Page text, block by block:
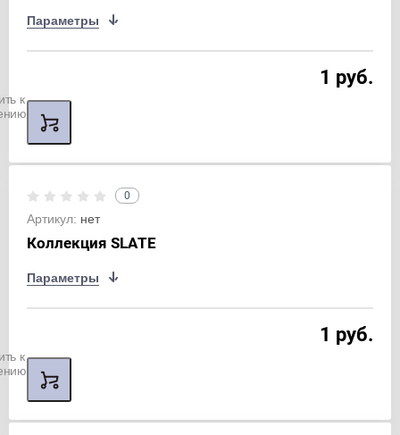
Параметры
к
1 руб.
0
Артикул: нет
Коллекция SLATE
Параметры
к
1 руб.